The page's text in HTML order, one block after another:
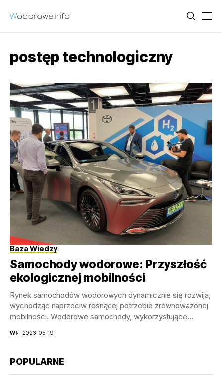
postęp technologiczny
Baza Wiedzy
Samochody wodorowe: Przyszłość
ekologicznej mobilności
Rynek samochodów wodorowych dynamicznie się rozwija,
wychodząc naprzeciw rosnącej potrzebie zrównoważonej
mobilności. Wodorowe samochody, wykorzystujące
WI 2023-05-19
POPULARNE